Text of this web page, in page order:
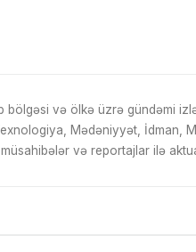
bölgəsi və ölkə üzrə gündəmi
Mədəniyyət, İdman,
və reportajlar ilə